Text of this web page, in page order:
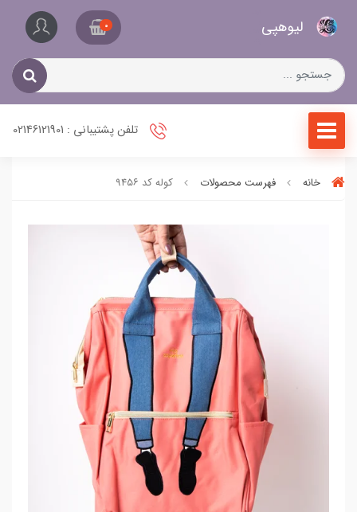
لیو‌هپی 0
تلفن پشتیبانی : 02146121901
خانه فهرست محصولات کوله کد ۹۴۵۶